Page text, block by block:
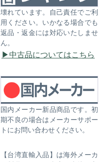
壊れています。自己責任でご利
用ください。いかなる場合でも
返品・返金には対応いたしませ
ん。
中古品についてはこちら
国内メーカー新品商品です。初
期不良の場合はメーカーサポー
トにお問い合わせください。
【台湾直輸入品】は海外メーカ